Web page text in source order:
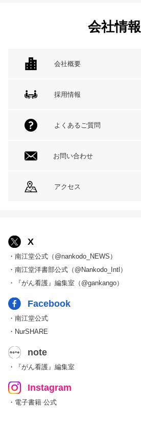
会社情報
会社概要
採用情報
よくあるご質問
お問い合わせ
アクセス
X
・南江堂公式（@nankodo_NEWS）
・南江堂洋書部公式（@Nankodo_Intl）
・『がん看護』編集室（@gankango）
Facebook
・南江堂公式
・NurSHARE
note
・『がん看護』編集室
Instagram
・電子書籍 公式